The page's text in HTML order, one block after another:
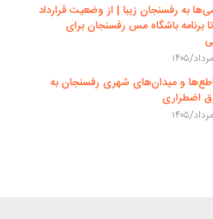
به رفسنجان زیبا | از وضعیت قرارداد
تا برنامه باشگاه مس رفسنجان برای
و میدان‌های شهری رفسنجان به
اضطراری